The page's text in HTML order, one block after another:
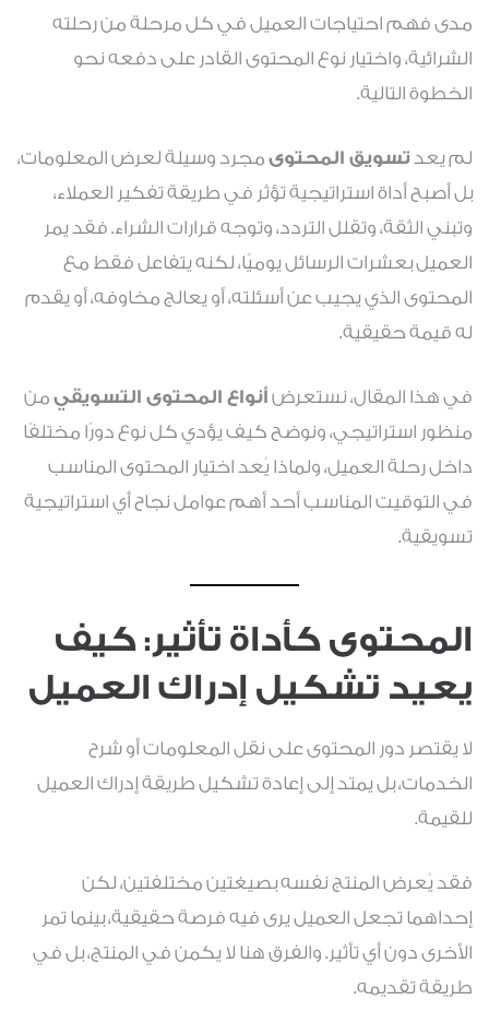
مدى فهم احتياجات العميل في كل مرحلة من رحلته
الشرائية، واختيار نوع المحتوى القادر على دفعه نحو
الخطوة التالية.
لم يعد تسويق المحتوى مجرد وسيلة لعرض المعلومات،
بل أصبح أداة استراتيجية تؤثر في طريقة تفكير العملاء،
وتبني الثقة، وتقلل التردد، وتوجه قرارات الشراء. فقد يمر
العميل بعشرات الرسائل يوميًا، لكنه يتفاعل فقط مع
المحتوى الذي يجيب عن أسئلته، أو يعالج مخاوفه، أو يقدم
له قيمة حقيقية.
في هذا المقال، نستعرض أنواع المحتوى التسويقي من
منظور استراتيجي، ونوضح كيف يؤدي كل نوع دورًا مختلفًا
داخل رحلة العميل، ولماذا يُعد اختيار المحتوى المناسب
في التوقيت المناسب أحد أهم عوامل نجاح أي استراتيجية
تسويقية.
المحتوى كأداة تأثير: كيف
يعيد تشكيل إدراك العميل
لا يقتصر دور المحتوى على نقل المعلومات أو شرح
الخدمات، بل يمتد إلى إعادة تشكيل طريقة إدراك العميل
للقيمة.
فقد يُعرض المنتج نفسه بصيغتين مختلفتين، لكن
إحداهما تجعل العميل يرى فيه فرصة حقيقية، بينما تمر
الأخرى دون أي تأثير. والفرق هنا لا يكمن في المنتج، بل في
طريقة تقديمه.